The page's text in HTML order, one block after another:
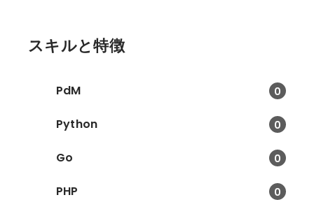
を後から辿れる。
スキルと特徴
PdM 0
Python 0
Go 0
PHP 0